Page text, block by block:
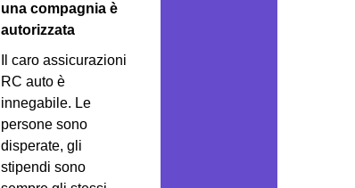
una compagnia è
autorizzata
Il caro assicurazioni
RC auto è
innegabile. Le
persone sono
disperate, gli
stipendi sono